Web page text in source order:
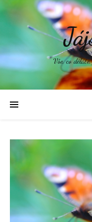
Vše, co